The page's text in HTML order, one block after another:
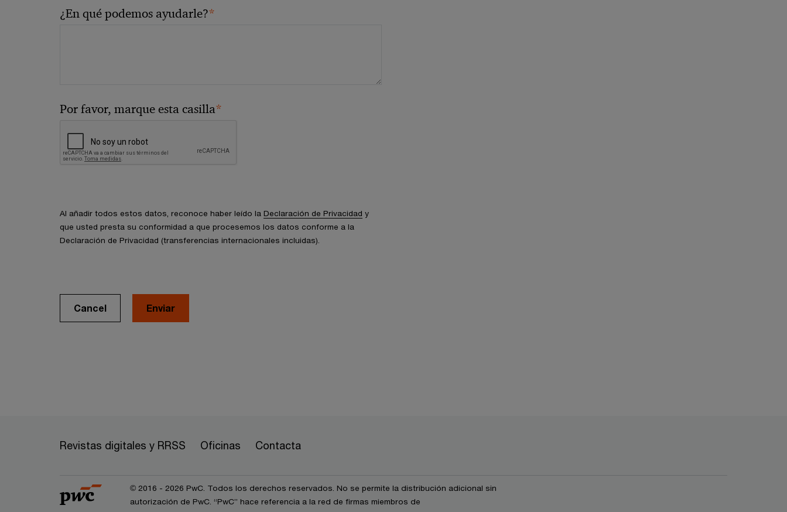
¿En qué podemos ayudarle?*
Por favor, marque esta casilla*
Al añadir todos estos datos, reconoce haber leído la Declaración de Privacidad y
que usted presta su conformidad a que procesemos los datos conforme a la
Declaración de Privacidad (transferencias internacionales incluidas).
Cancel
Revistas digitales y RRSS Oficinas Contacta
© 2016 - 2026 PwC. Todos los derechos reservados. No se permite la distribución adicional sin
autorización de PwC. “PwC” hace referencia a la red de firmas miembros de